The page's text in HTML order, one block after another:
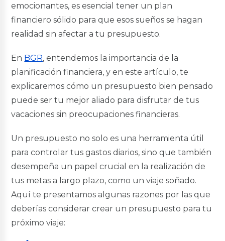
Renueva Tu Casa
Créditos de Consumo
Consumo
Anticipo de Sueldo en Línea
Nuevo
Multidestino Civil
Multidestino Militares
Créditos de Consolidación
Consolidación de Deudas
Créditos en Línea
Créditos en Línea
Simuladores
Simulador de Crédito
emocionantes, es esencial tener un plan
financiero sólido para que esos sueños se hagan
realidad sin afectar a tu presupuesto.
En BGR, entendemos la importancia de la
planificación financiera, y en este artículo, te
explicaremos cómo un presupuesto bien pensado
puede ser tu mejor aliado para disfrutar de tus
vacaciones sin preocupaciones financieras.
Un presupuesto no solo es una herramienta útil
para controlar tus gastos diarios, sino que también
desempeña un papel crucial en la realización de
tus metas a largo plazo, como un viaje soñado.
Aquí te presentamos algunas razones por las que
deberías considerar crear un presupuesto para tu
próximo viaje: